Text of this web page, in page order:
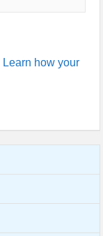
Learn how your